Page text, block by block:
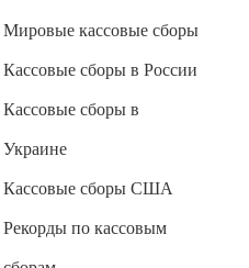
Мировые кассовые сборы
Кассовые сборы в России
Кассовые сборы в
Украине
Кассовые сборы США
Рекорды по кассовым